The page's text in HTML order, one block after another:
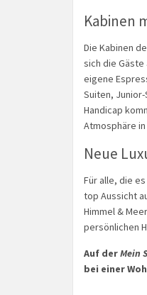
Kabinen
Die Kabinen
sich die
eigene
Suiten,
Handicap
Atmosphäre
Neue
Für alle, die
top Aussicht
Himmel &
persönlichen
Auf derMein
bei einer